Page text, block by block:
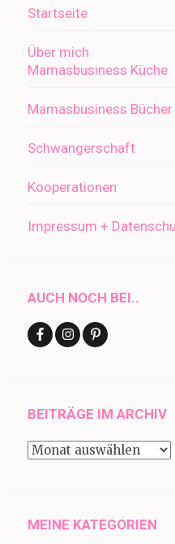
Startseite
Über mich
Mamasbusiness Küche
Mamasbusiness Bücher
Schwangerschaft
Kooperationen
Impressum +
AUCH NOCH BEI..
BEITRÄGE IM ARCHIV
Beiträge
MEINE KATEGORIEN